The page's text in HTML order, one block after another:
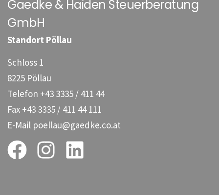
Gaedke & Haiden Steuerberatung
GmbH
Standort Pöllau
Schloss 1
8225 Pöllau
Telefon +43 3335 / 411 44
Fax +43 3335 / 411 44 111
E-Mail poellau@gaedke.co.at